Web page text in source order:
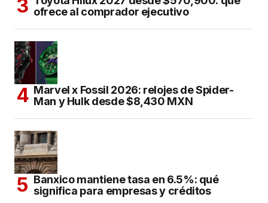
ofrece al comprador ejecutivo
Marvel x Fossil 2026: relojes de Spider-
Man y Hulk desde $8,430 MXN
Banxico mantiene tasa en 6.5%: qué
significa para empresas y créditos